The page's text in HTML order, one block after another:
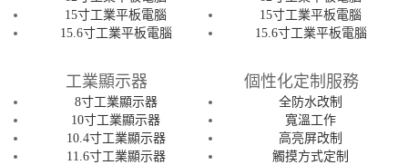
15寸工業平板電腦
15.6寸工業平板電腦
15寸工業平板電腦
15.6寸工業平板電腦
工業顯示器
8寸工業顯示器
10寸工業顯示器
10.4寸工業顯示器
11.6寸工業顯示器
個性化定制服務
全防水改制
寬溫工作
高亮屏改制
觸摸方式定制